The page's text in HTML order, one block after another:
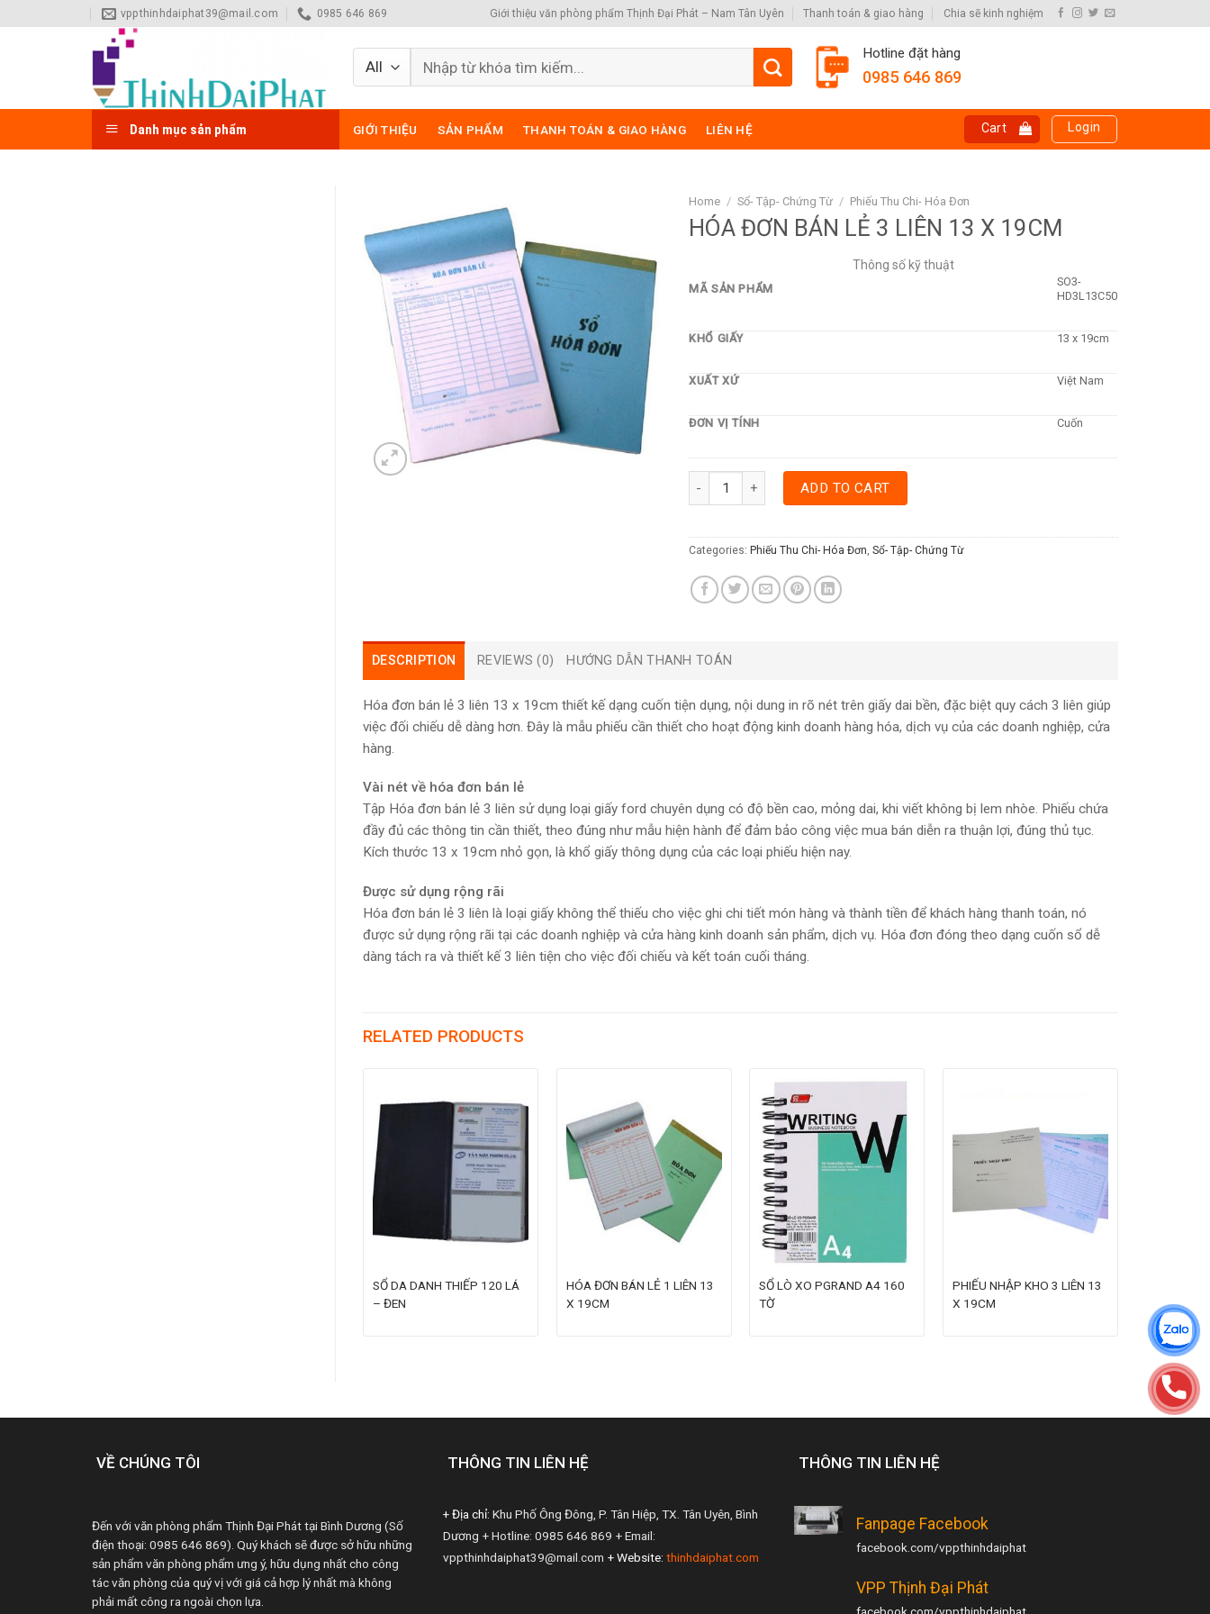
to
vppthinhdaiphat39@mail.com 0985 646 869 Giới thiệu văn phòng phẩm Thịnh Đại Phát – Nam Tân Uyên Thanh toán & giao hàng Chia sẽ kinh nghiệm
Search
Hotline đặt hàng
0985 646 869
Danh mục sản phẩm GIỚI THIỆU SẢN PHẨM THANH TOÁN & GIAO HÀNG LIÊN HỆ Cart Login
Home / Sổ- Tập- Chứng Từ / Phiếu Thu Chi- Hóa Đơn
HÓA ĐƠN BÁN LẺ 3 LIÊN 13 X 19CM
Thông số kỹ thuật
MÃ SẢN PHẨM
SO3-
HD3L13C50
KHỔ GIẤY 13 x 19cm
XUẤT XỨ Việt Nam
ĐƠN VỊ TÍNH Cuốn
HÓA ĐƠN BÁN LẺ 3 LIÊN 13 X 19CM quantity
ADD TO CART
Categories: Phiếu Thu Chi- Hóa Đơn,Sổ- Tập- Chứng Từ
DESCRIPTION REVIEWS (0) HƯỚNG DẪN THANH TOÁN
Hóa đơn bán lẻ 3 liên 13 x 19cm thiết kế dạng cuốn tiện dụng, nội dung in rõ nét trên giấy dai bền, đặc biệt quy cách 3 liên giúp
việc đối chiếu dễ dàng hơn. Đây là mẫu phiếu cần thiết cho hoạt động kinh doanh hàng hóa, dịch vụ của các doanh nghiệp, cửa
hàng.
Vài nét về hóa đơn bán lẻ
Tập Hóa đơn bán lẻ 3 liên sử dụng loại giấy ford chuyên dụng có độ bền cao, mỏng dai, khi viết không bị lem nhòe. Phiếu chứa
đầy đủ các thông tin cần thiết, theo đúng như mẫu hiện hành để đảm bảo công việc mua bán diễn ra thuận lợi, đúng thủ tục.
Kích thước 13 x 19cm nhỏ gọn, là khổ giấy thông dụng của các loại phiếu hiện nay.
Được sử dụng rộng rãi
Hóa đơn bán lẻ 3 liên là loại giấy không thể thiếu cho việc ghi chi tiết món hàng và thành tiền để khách hàng thanh toán, nó
được sử dụng rộng rãi tại các doanh nghiệp và cửa hàng kinh doanh sản phẩm, dịch vụ. Hóa đơn đóng theo dạng cuốn sổ dễ
dàng tách ra và thiết kế 3 liên tiện cho việc đối chiếu và kết toán cuối tháng.
RELATED PRODUCTS
SỔ DA DANH THIẾP 120 LÁ
– ĐEN
HÓA ĐƠN BÁN LẺ 1 LIÊN 13
X 19CM
SỔ LÒ XO PGRAND A4 160
TỜ
PHIẾU NHẬP KHO 3 LIÊN 13
X 19CM
VỀ CHÚNG TÔI
Đến với văn phòng phẩm Thịnh Đại Phát tại Bình Dương (Số
điện thoại: 0985 646 869). Quý khách sẽ được sở hữu những
sản phẩm văn phòng phẩm ưng ý, hữu dụng nhất cho công
tác văn phòng của quý vị với giá cả hợp lý nhất mà không
phải mất công ra ngoài chọn lựa.
THÔNG TIN LIÊN HỆ
+ Địa chỉ: Khu Phố Ông Đông, P. Tân Hiệp, TX. Tân Uyên, Bình
Dương + Hotline: 0985 646 869 + Email:
vppthinhdaiphat39@mail.com + Website: thinhdaiphat.com
THÔNG TIN LIÊN HỆ
Fanpage Facebook
facebook.com/vppthinhdaiphat
VPP Thịnh Đại Phát